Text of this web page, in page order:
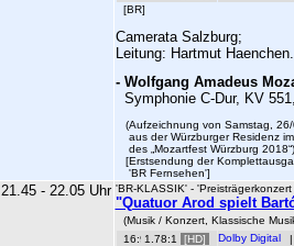
[BR]
Camerata Salzburg;
Leitung: Hartmut Haenchen.
- Wolfgang Amadeus
Symphonie C-Dur, KV 551,
(Aufzeichnung von Samstag,
aus der Würzburger Residenz
des Mozartfest Würzburg 2018“)
[Erstsendung der
'BR Fernsehen']
21.45 - 22.05 Uhr 'BR-KLASSIK' -
"Quatuor Arod spielt
(Musik / Konzert, Klassische
1.78:1
[HD] |